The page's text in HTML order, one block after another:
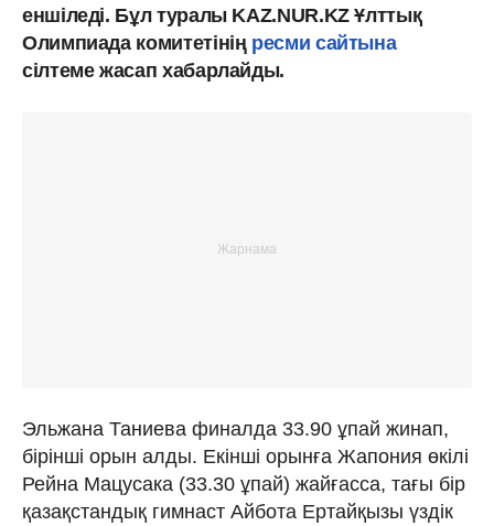
еншіледі. Бұл туралы KAZ.NUR.KZ Ұлттық
Олимпиада комитетінің ресми сайтына
сілтеме жасап хабарлайды.
Эльжана Таниева финалда 33.90 ұпай жинап,
бірінші орын алды. Екінші орынға Жапония өкілі
Рейна Мацусака (33.30 ұпай) жайғасса, тағы бір
қазақстандық гимнаст Айбота Ертайқызы үздік